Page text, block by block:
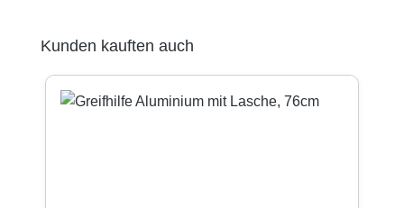
Produktgalerie überspringen
Kunden kauften auch